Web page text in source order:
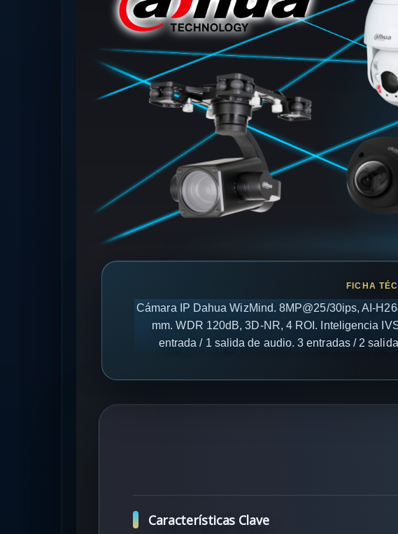
Cámara IP Dahua WizMind. 8MP@25/30ips, AI-
mm. WDR 120dB, 3D-NR, 4 ROI. Inteligencia
entrada / 1 salida de audio. 3 entradas / 2
Características Clave